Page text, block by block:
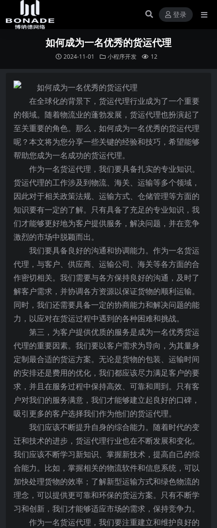
登录
如何成为一名优秀的货运代理
2024-11-01 小程序开发 12
在全球化的背景下，货运代理行业成为了一个重要
的领域。随着物流业的蓬勃发展，货运代理也扮演起了
至关重要的角色。那么，如何成为一名优秀的货运代理
呢？本文将为您分享一些关键的经验和技巧，希望能够
帮助您成为一名成功的货运代理。
作为一名货运代理，我们要具备扎实的专业知识。
货运代理的工作涉及到物流、海关、运输等多个领域，
因此对于相关政策法规、运输方式、仓储管理等方面的
知识要有一定的了解。只有具备了充足的专业知识，我
们才能够更好地为客户提供服务，解决问题，并在竞争
激烈的市场中脱颖而出。
我们要具备良好的沟通和协调能力。作为一名货运
代理，与客户、供应商、运输公司、海关等各方面的合
作密切相关。我们需要与各方保持良好的沟通，及时了
解客户需求，并协调各方资源以保证货物的顺利运输。
同时，我们还需要具备一定的协商能力和解决问题的能
力，以应对在货运过程中遇到的各种困难和挑战。
第三，为客户提供优质的服务是成为一名优秀货运
代理的重要因素。我们要以客户需求为导向，为其量身
定制最合适的货运方案。无论是货物的包装、运输时间
的安排还是费用的优化，我们都应该尽力满足客户的要
求，并且在服务过程中保持高效、可靠和周到。只有客
户对我们的服务满意，我们才能够建立起良好的口碑，
吸引更多的客户选择我们作为他们的货运代理。
我们应该不断提升自身的综合能力。随着时代的变
迁和技术的进步，货运代理行业也在不断发展和变化。
我们应该不断学习新知识、掌握新技术，提高自己的综
合能力。比如，掌握相关的物流软件和信息系统，可以
加快处理货物的效率；了解新型运输方式和绿色物流的
理念，可以提供更可靠和环保的货运方案。只有不断学
习和创新，我们才能够适应市场的需求，保持竞争力。
作为一名货运代理，我们要注重建立和维护良好的